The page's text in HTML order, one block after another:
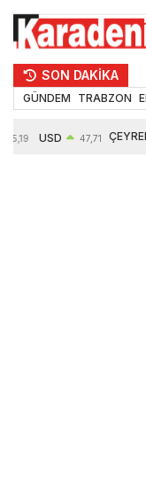
SON DAKİKA
GÜNDEM TRABZON
55,19 USD 47,71 ÇEYREK